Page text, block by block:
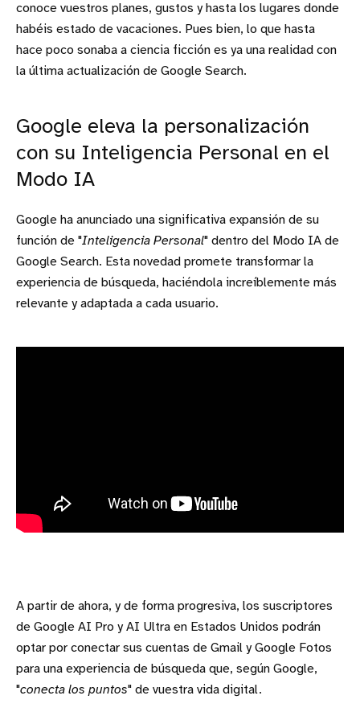
conoce vuestros planes, gustos y hasta los lugares donde
habéis estado de vacaciones. Pues bien, lo que hasta
hace poco sonaba a ciencia ficción es ya una realidad con
la última actualización de Google Search.
Google eleva la personalización
con su Inteligencia Personal en el
Modo IA
Google ha anunciado una significativa expansión de su
función de "Inteligencia Personal" dentro del Modo IA de
Google Search. Esta novedad promete transformar la
experiencia de búsqueda, haciéndola increíblemente más
relevante y adaptada a cada usuario.
A partir de ahora, y de forma progresiva, los suscriptores
de Google AI Pro y AI Ultra en Estados Unidos podrán
optar por conectar sus cuentas de Gmail y Google Fotos
para una experiencia de búsqueda que, según Google,
"conecta los puntos" de vuestra vida digital.